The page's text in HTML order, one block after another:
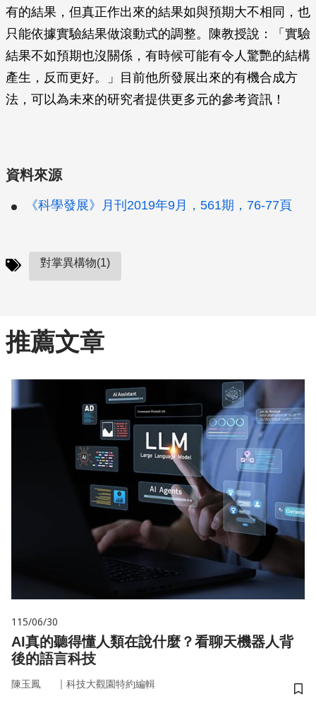
有的結果，但真正作出來的結果如與預期大不相同，也
只能依據實驗結果做滾動式的調整。陳教授說：「實驗
結果不如預期也沒關係，有時候可能有令人驚艷的結構
產生，反而更好。」目前他所發展出來的有機合成方
法，可以為未來的研究者提供更多元的參考資訊！
資料來源
《科學發展》月刊2019年9月，561期，76-77頁
對掌異構物(1)
推薦文章
115/06/30
AI真的聽得懂人類在說什麼？看聊天機器人背
後的語言科技
陳玉鳳 ｜ 科技大觀園特約編輯
儲